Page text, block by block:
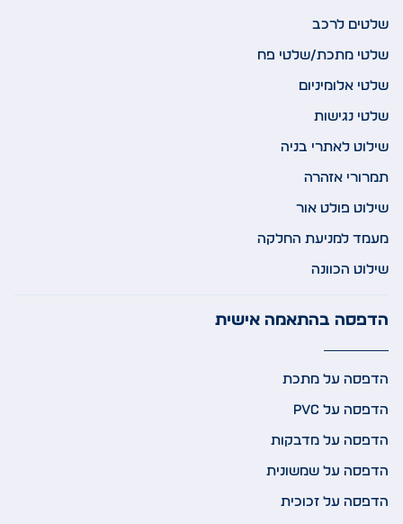
שלטים לרכב
שלטי מתכת/שלטי פח
שלטי אלומיניום
שלטי נגישות
שילוט לאתרי בניה
תמרורי אזהרה
שילוט פולט אור
מעמד למניעת החלקה
שילוט הכוונה
הדפסה בהתאמה אישית
הדפסה על מתכת
הדפסה על PVC
הדפסה על מדבקות
הדפסה על שמשונית
הדפסה על זכוכית